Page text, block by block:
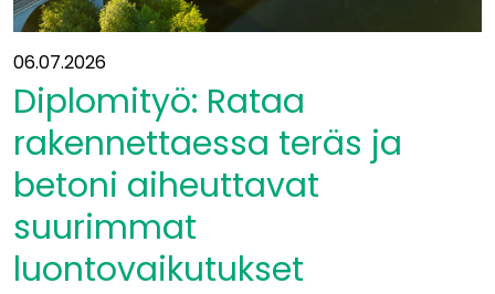
06.07.2026
Diplomityö: Rataa
rakennettaessa teräs ja
betoni aiheuttavat
suurimmat
luontovaikutukset